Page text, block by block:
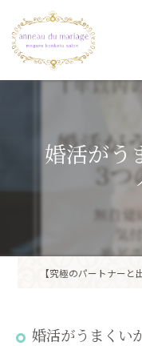
婚活がう
婚活がうまくい